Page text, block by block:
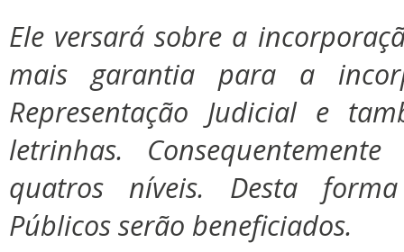
Ele versará sobre a
mais garantia para a
Representação Judicial e
letrinhas.
quatros níveis. Desta
Públicos serão beneficiados.